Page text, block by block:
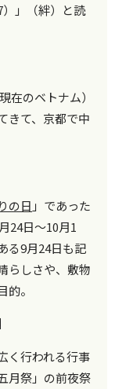
」（絆）と読
在のベトナム）
きて、京都で中
の日 」であった
24日～10月1
る9月24日も記
らしさや、敷物
。
く行われる行事
月祭」の前夜祭